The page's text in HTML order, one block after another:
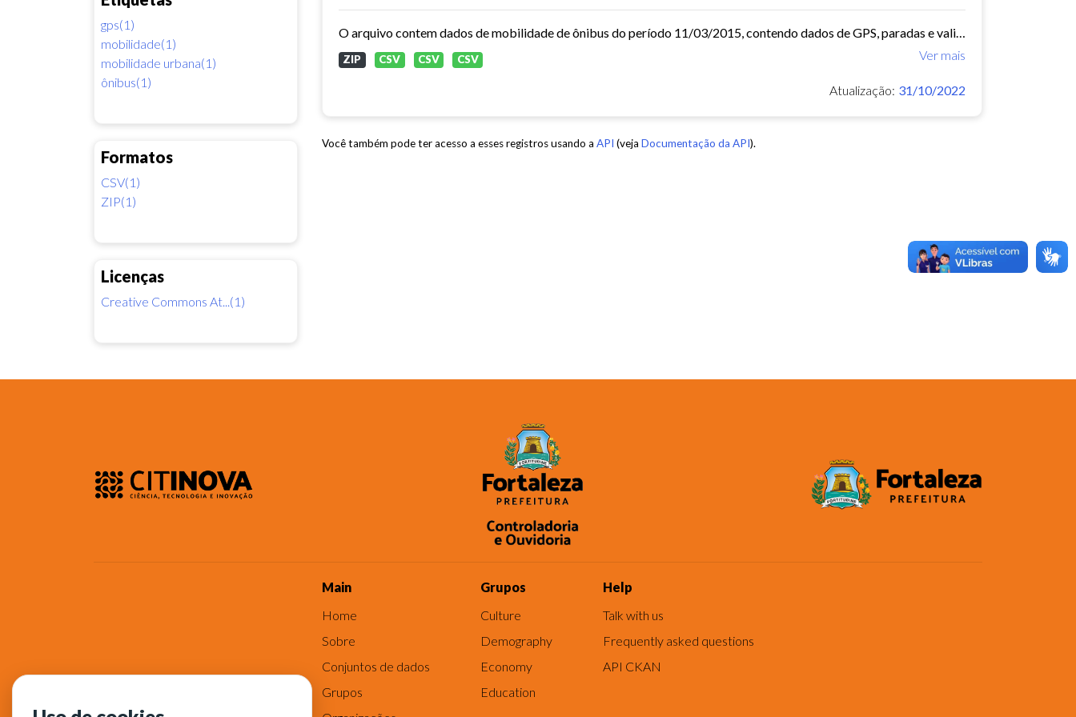
gps(1)
mobilidade(1)
mobilidade urbana(1)
ônibus(1)
Formatos
CSV(1)
ZIP(1)
Licenças
Creative Commons At...(1)
O arquivo contem dados de mobilidade de ônibus do período 11/03/2015, contendo dados de GPS, paradas e validação.
Ver mais
ZIP CSV CSV CSV
Atualização: 31/10/2022
Você também pode ter acesso a esses registros usando a API (veja Documentação da API).
Main
Home
Sobre
Conjuntos de dados
Grupos
Grupos
Culture
Demography
Economy
Education
Help
Talk with us
Frequently asked questions
API CKAN